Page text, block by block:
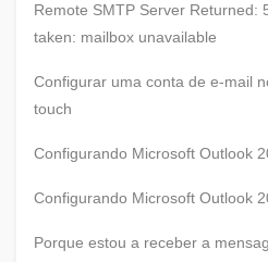
Remote SMTP Server Returned:
taken: mailbox unavailable
Configurar uma conta de e-mail
touch
Configurando Microsoft Outlook
Configurando Microsoft Outlook
Porque estou a receber a